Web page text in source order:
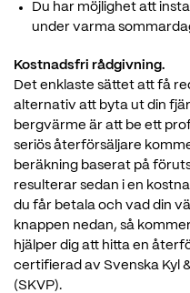
Du har möjlighet att
under varma
Kostnadsfri rådgivning.
Det enklaste sättet att få
alternativ att byta ut din
bergvärme är att be ett
seriös återförsäljare
beräkning baserat på
resulterar sedan i en
du får betala och vad din
knappen nedan, så
hjälper dig att hitta en
certifierad av Svenska Kyl
(SKVP).